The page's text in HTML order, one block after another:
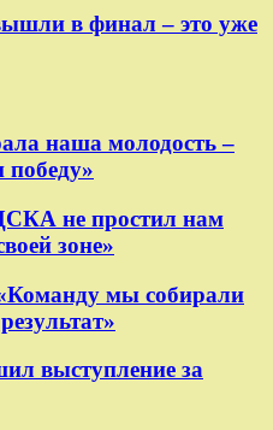
в финал – это уже
наша молодость –
не простил нам
зоне»
мы собирали
выступление за